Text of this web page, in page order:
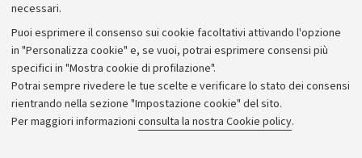
necessari.
Puoi esprimere il consenso sui cookie facoltativi attivando l'opzione
in "Personalizza cookie" e, se vuoi, potrai esprimere consensi più
specifici in "Mostra cookie di profilazione".
Potrai sempre rivedere le tue scelte e verificare lo stato dei consensi
rientrando nella sezione "Impostazione cookie" del sito.
Per maggiori informazioni consulta la nostra Cookie policy.
Archivio
Comunicati stampa
Redazione
Rassegna stampa